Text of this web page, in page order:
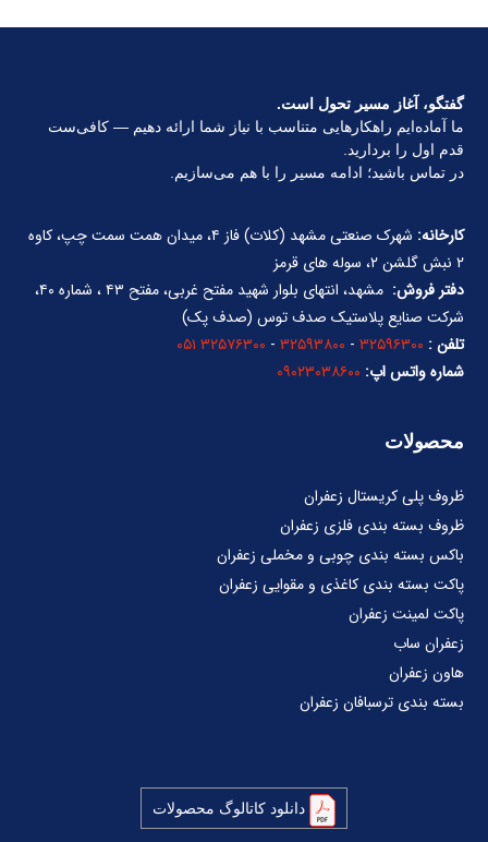
گفتگو، آغاز مسیر تحول است.
ما آماده‌ایم راهکارهایی متناسب با نیاز شما ارائه دهیم — کافی‌ست
قدم اول را بردارید.
در تماس باشید؛ ادامه مسیر را با هم می‌سازیم.
کارخانه:
شهرک صنعتی مشهد (کلات) فاز ۴، میدان همت سمت چپ، کاوه
۲ نبش گلشن ۲، سوله های قرمز
دفتر فروش:
مشهد، انتهای بلوار شهید مفتح غربی، مفتح ۴۳ ، شماره ۴۰،
شرکت صنایع پلاستیک صدف توس (صدف پک)
تلفن : ۳۲۵۹۶۳۰۰ - ۳۲۵۹۳۸۰۰ - ۳۲۵۷۶۳۰۰ ۰۵۱
شماره واتس اپ: ۰۹۰۲۳۰۳۸۶۰۰
محصولات
ظروف پلی کریستال زعفران
ظروف بسته بندی فلزی زعفران
باکس بسته بندی چوبی و مخملی زعفران
پاکت بسته بندی کاغذی و مقوایی زعفران
پاکت لمینت زعفران
زعفران ساب
هاون زعفران
بسته بندی ترسبافان زعفران
دانلود کاتالوگ محصولات